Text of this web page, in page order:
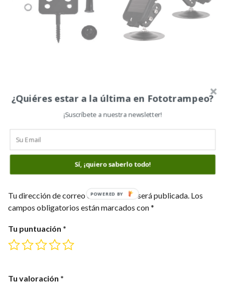
SOPORTE SIMPLE DE
ACERO
6,00
PANEL SOLAR PARA
TRAILCAM, LTL SUN
39,00
No hay valoraciones aún.
SÉ EL PRIMERO EN VALORAR “SPROMISE S688 CÁMARA
DE VIGILANCIA CON ENVÍO DE FOTOS Y GPS ANTI-
ROBO”
Tu dirección de correo electrónico no será publicada. Los
campos obligatorios están marcados con*
Tu puntuación *
Tu valoración *
¿Quiéres estar a la última en Fototrampeo?
¡Suscríbete a nuestra newsletter!
Sí, ¡quiero saberlo todo!
POWERED BY